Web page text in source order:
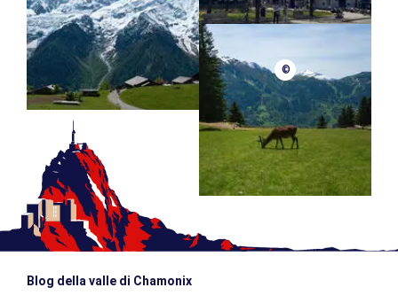
©
Blog della valle di Chamonix